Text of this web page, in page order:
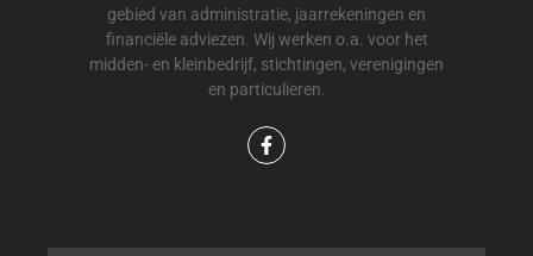
gebied van administratie, jaarrekeningen en
financiële adviezen. Wij werken o.a. voor het
midden- en kleinbedrijf, stichtingen, verenigingen
en particulieren.